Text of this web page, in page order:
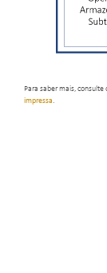
Para saber mais,
impressa.